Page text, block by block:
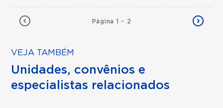
Página 1 - 2
VEJA TAMBÉM
Unidades, convênios e
especialistas relacionados